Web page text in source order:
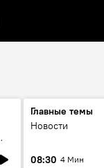
Главные темы
Новости
08:30 4 Мин